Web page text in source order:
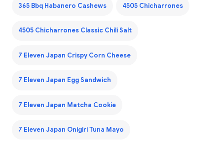
365 Bbq Habanero Cashews 4505 Chicharrones
4505 Chicharrones Classic Chili Salt
7 Eleven Japan Crispy Corn Cheese
7 Eleven Japan Egg Sandwich
7 Eleven Japan Matcha Cookie
7 Eleven Japan Onigiri Tuna Mayo